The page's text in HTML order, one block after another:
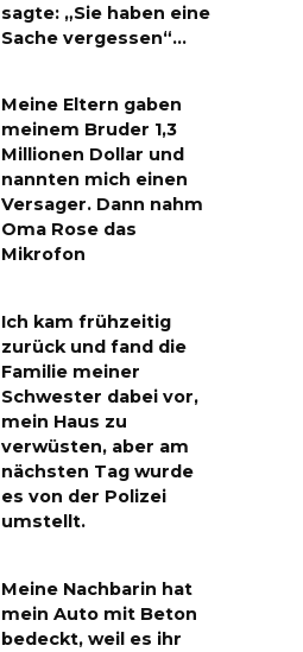
sagte: „Sie haben eine
Sache vergessen“…
Meine Eltern gaben
meinem Bruder 1,3
Millionen Dollar und
nannten mich einen
Versager. Dann nahm
Oma Rose das
Mikrofon
Ich kam frühzeitig
zurück und fand die
Familie meiner
Schwester dabei vor,
mein Haus zu
verwüsten, aber am
nächsten Tag wurde
es von der Polizei
umstellt.
Meine Nachbarin hat
mein Auto mit Beton
bedeckt, weil es ihr